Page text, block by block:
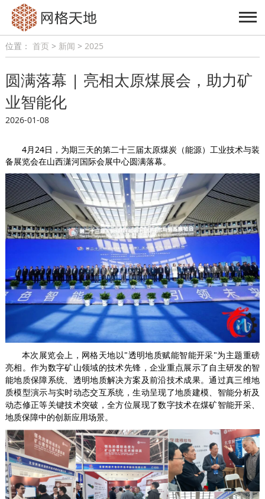
位置： 首页> 新闻 > 2025
圆满落幕 | 亮相太原煤展会，助力矿
业智能化
2026-01-08
4月24日，为期三天的第二十三届太原煤炭（能源）工业技术与装
备展览会在山西潇河国际会展中心圆满落幕。
本次展览会上，网格天地以"透明地质赋能智能开采"为主题重磅
亮相。作为数字矿山领域的技术先锋，企业重点展示了自主研发的智
能地质保障系统、透明地质解决方案及前沿技术成果。通过真三维地
质模型演示与实时动态交互系统，生动呈现了地质建模、智能分析及
动态修正等关键技术突破，全方位展现了数字技术在煤矿智能开采、
地质保障中的创新应用场景。